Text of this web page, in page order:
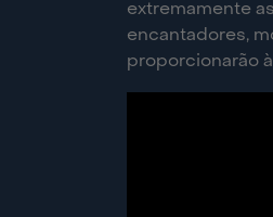
extremamente
encantadores,
proporcionarão